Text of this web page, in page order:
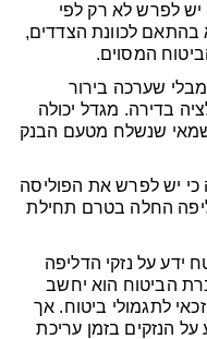
יש לפרש לא רק לפי
לכוונת הצדדים,
המסוים.
שערכה בירור
בדירה. מגדל יכולה
שנשלח מטעם הבנק
כי יש לפרש את הפוליסה
החלה בטרם תחילת
ידע על נזקי הדליפה
הביטוח הוא יחשב
לתגמולי ביטוח. אך
הנזקים בזמן עריכת